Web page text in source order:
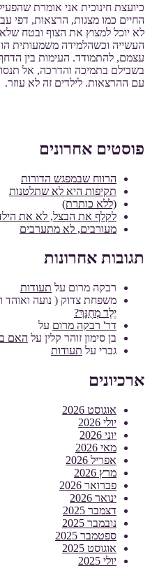
כיועצת חינוכית אני אומרת
החיים כמו מצגות, הרצאות, דפי
לא יוכל למצוץ את הצוף ובטח
העשייה וכשהלמידה משמעותית
עצמם, להתמודד. העימות בין
בשבילם בתמיכה והדרכה, אל
עם ההרצאות. לילדים זה לא עוזר.
פוסטים אחרונים
הרווח שבמפגש הדורות
תקיפות היא לא שתלטנות
(ללא כותרת)
לקלף את הבצל, לא את
מעורבים, לא מתערבים
תגובות אחרונות
רבקה מרום על תעודות
משפחת צדוק ( נועה ואוהד
יֶלֶד מְחֻנָּךְ?
דר' רבקה מרום על
בן סימון זוהר קלין על האם
גברי על תעודות
ארכיונים
אוגוסט 2026
יולי 2026
יוני 2026
מאי 2026
אפריל 2026
מרץ 2026
פברואר 2026
ינואר 2026
דצמבר 2025
נובמבר 2025
ספטמבר 2025
אוגוסט 2025
יולי 2025